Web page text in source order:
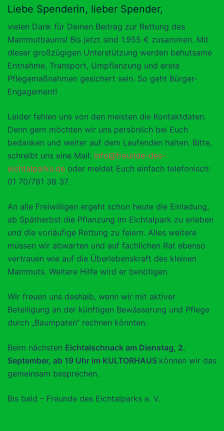
Liebe Spenderin, lieber Spender,
vielen Dank für Deinen Beitrag zur Rettung des
Mammutbaums! Bis jetzt sind 1.955 € zusammen. Mit
dieser großzügigen Unterstützung werden behutsame
Entnahme, Transport, Umpflanzung und erste
Pflegemaßnahmen gesichert sein. So geht Bürger-
Engagement!
Leider fehlen uns von den meisten die Kontaktdaten.
Denn gern möchten wir uns persönlich bei Euch
bedanken und weiter auf dem Laufenden halten. Bitte,
schreibt uns eine Mail: info@freunde-des-
eichtalparks.de oder meldet Euch einfach telefonisch:
01 70/781 38 37.
An alle Freiwilligen ergeht schon heute die Einladung,
ab Spätherbst die Pflanzung im Eichtalpark zu erleben
und die vorläufige Rettung zu feiern. Alles weitere
müssen wir abwarten und auf fachlichen Rat ebenso
vertrauen wie auf die Überlebenskraft des kleinen
Mammuts. Weitere Hilfe wird er benötigen.
Wir freuen uns deshalb, wenn wir mit aktiver
Beteiligung an der künftigen Bewässerung und Pflege
durch „Baumpaten“ rechnen könnten.
Beim nächsten Eichtalschnack am Dienstag, 2.
September, ab 19 Uhr im KULTORHAUS können wir das
gemeinsam besprechen.
Bis bald – Freunde des Eichtalparks e. V.